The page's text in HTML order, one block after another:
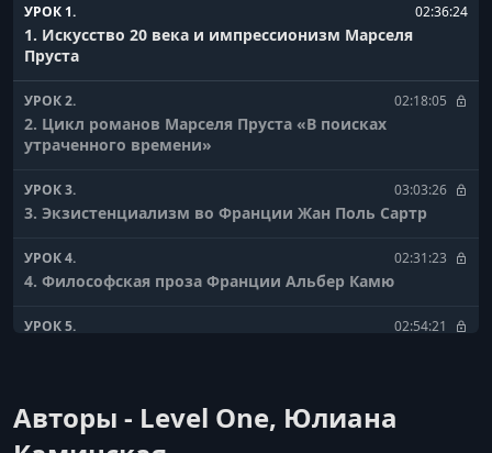
УРОК 1. 02:36:24
1. Искусство 20 века и импрессионизм Марселя
Пруста
УРОК 2. 02:18:05
2. Цикл романов Марселя Пруста «В поисках
утраченного времени»
УРОК 3. 03:03:26
3. Экзистенциализм во Франции Жан Поль Сартр
УРОК 4. 02:31:23
4. Философская проза Франции Альбер Камю
УРОК 5. 02:54:21
6. Театр абсурда Эжен Ионеско
Авторы - Level One, Юлиана